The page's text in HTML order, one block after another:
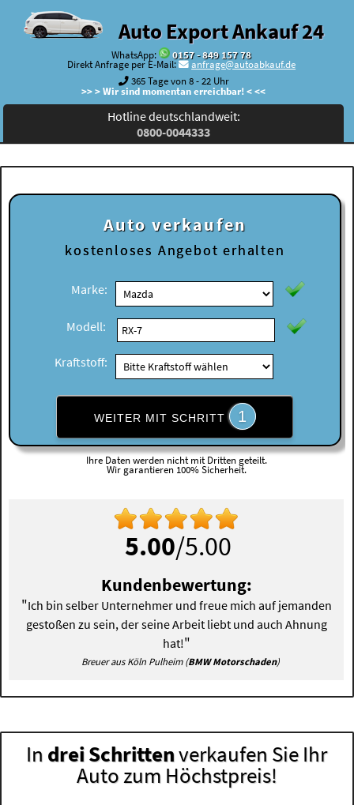
Auto Export Ankauf 24
WhatsApp:
0157 - 849 157 78
Direkt Anfrage per E-Mail:
anfrage@autoabkauf.de
365 Tage von 8 - 22 Uhr
>> > Wir sind momentan erreichbar! < <<
Hotline deutschlandweit:
0800-0044333
Auto verkaufen
kostenloses Angebot erhalten
Marke:
Modell:
Kraftstoff:
WEITER MIT SCHRITT 1
Ihre Daten werden nicht mit Dritten geteilt.
Wir garantieren 100% Sicherheit.
5.00/5.00
Kundenbewertung:
"Ich bin selber Unternehmer und freue mich auf jemanden
gestoßen zu sein, der seine Arbeit liebt und auch Ahnung
hat!"
Breuer aus Köln Pulheim (BMW Motorschaden)
In drei Schrittenverkaufen Sie Ihr
Auto zum Höchstpreis!